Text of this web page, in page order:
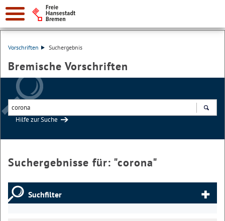
Vorschriften Suchergebnis
Bremische Vorschriften
Hilfe zur Suche
Suchergebnisse für: "corona"
Suchfilter